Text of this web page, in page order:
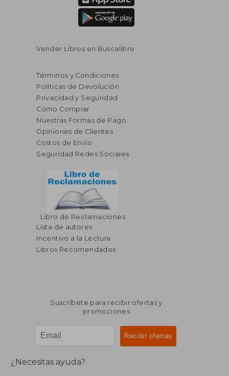
Vender Libros en Buscalibre
Términos y Condiciones
Políticas de Devolución
Privacidad y Seguridad
Cómo Comprar
Nuestras Formas de Pago
Opiniones de Clientes
Costos de Envío
Seguridad Redes Sociales
Libro de Reclamaciones
Lista de autores
Incentivo a la Lectura
Libros Recomendados
Suscríbete para recibir ofertas y
promociones
¿Necesitas ayuda?